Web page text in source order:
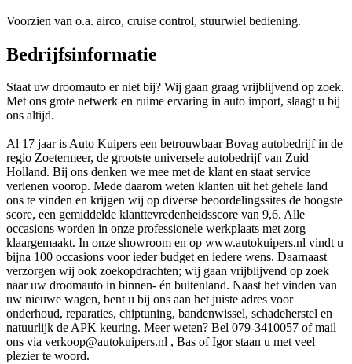
Voorzien van o.a. airco, cruise control, stuurwiel bediening.
Bedrijfsinformatie
Staat uw droomauto er niet bij? Wij gaan graag vrijblijvend op zoek.
Met ons grote netwerk en ruime ervaring in auto import, slaagt u bij
ons altijd.
Al 17 jaar is Auto Kuipers een betrouwbaar Bovag autobedrijf in de
regio Zoetermeer, de grootste universele autobedrijf van Zuid
Holland. Bij ons denken we mee met de klant en staat service
verlenen voorop. Mede daarom weten klanten uit het gehele land
ons te vinden en krijgen wij op diverse beoordelingssites de hoogste
score, een gemiddelde klanttevredenheidsscore van 9,6. Alle
occasions worden in onze professionele werkplaats met zorg
klaargemaakt. In onze showroom en op www.autokuipers.nl vindt u
bijna 100 occasions voor ieder budget en iedere wens. Daarnaast
verzorgen wij ook zoekopdrachten; wij gaan vrijblijvend op zoek
naar uw droomauto in binnen- én buitenland. Naast het vinden van
uw nieuwe wagen, bent u bij ons aan het juiste adres voor
onderhoud, reparaties, chiptuning, bandenwissel, schadeherstel en
natuurlijk de APK keuring. Meer weten? Bel 079-3410057 of mail
ons via verkoop@autokuipers.nl , Bas of Igor staan u met veel
plezier te woord.